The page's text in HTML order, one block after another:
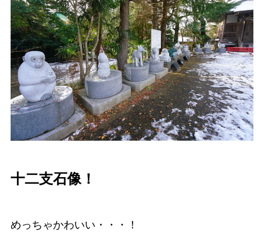
十二支石像！
めっちゃかわいい・・・！